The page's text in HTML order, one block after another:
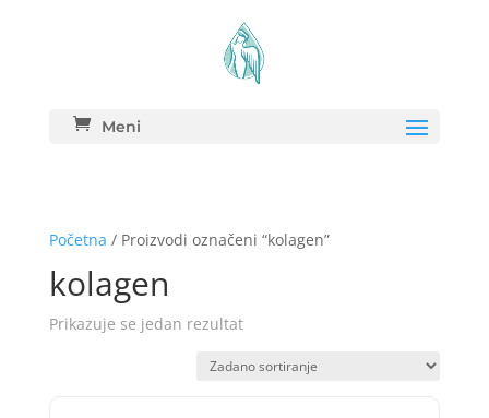
Meni
Početna / Proizvodi označeni “kolagen”
kolagen
Prikazuje se jedan rezultat